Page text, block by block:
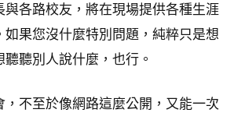
與各路校友，將在現場提供各種生涯
如果您沒什麼特別問題，純粹只是想
聽別人說什麼，也行。
，不至於像網路這麼公開，又能一次